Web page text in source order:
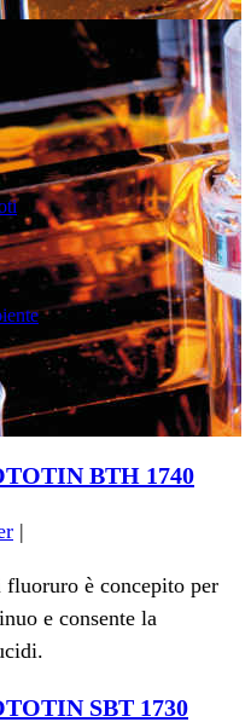
BTH 1740
|
è concepito per
e consente la
SBT 1730